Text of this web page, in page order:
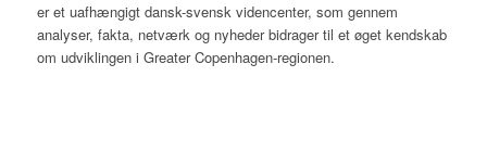
er et uafhængigt dansk-svensk videncenter, som gennem
analyser, fakta, netværk og nyheder bidrager til et øget kendskab
om udviklingen i Greater Copenhagen-regionen.